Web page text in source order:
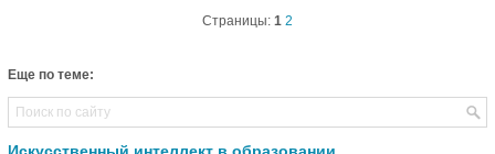
Страницы: 1 2
Еще по теме: